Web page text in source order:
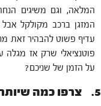
המלאה, וגם משיגים
עדיף פשוט להבהיר זאת
פוטנציאלי שרק אז
על הזמן של שניכם?
5. צרפו כמה שיותר תמונות